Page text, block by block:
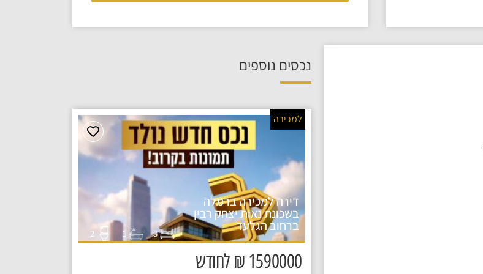
נכסים נוספים
דירה למכירה ברמלה
בשכונת נאות יצחק רבין
ברחוב הגלעד 3
1
2
1590000 ₪ לחודש
למכירה